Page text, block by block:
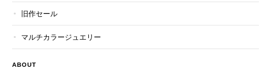
旧作セール
マルチカラージュエリー
ABOUT